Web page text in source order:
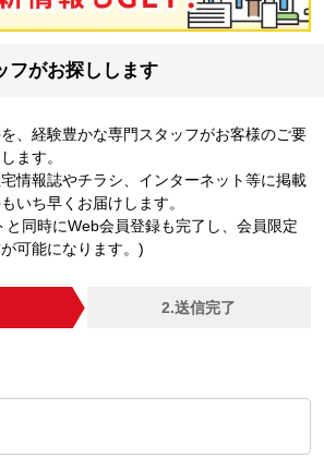
フがお探しします
、経験豊かな専門スタッフがお客様のご要
ます。
情報誌やチラシ、インターネット等に掲載
いち早くお届けします。
同時にWeb会員登録も完了し、会員限定
可能になります。)
2.送信完了